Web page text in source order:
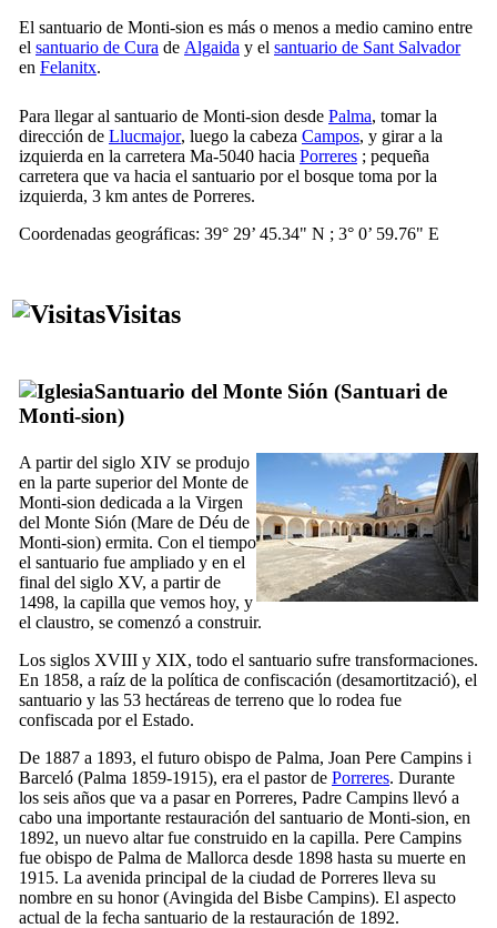
El santuario de Monti-sion es más o menos a medio camino entre
el santuario de Cura de Algaida y el santuario de Sant Salvador
en Felanitx.
Para llegar al santuario de Monti-sion desde Palma, tomar la
dirección de Llucmajor, luego la cabeza Campos, y girar a la
izquierda en la carretera Ma-5040 hacia Porreres ; pequeña
carretera que va hacia el santuario por el bosque toma por la
izquierda, 3 km antes de Porreres.
Coordenadas geográficas: 39° 29’ 45.34" N ; 3° 0’ 59.76" E
Visitas
Santuario del Monte Sión (Santuari de
Monti-sion)
A partir del siglo XIV se produjo
en la parte superior del Monte de
Monti-sion dedicada a la Virgen
del Monte Sión (Mare de Déu de
Monti-sion) ermita. Con el tiempo
el santuario fue ampliado y en el
final del siglo XV, a partir de
1498, la capilla que vemos hoy, y
el claustro, se comenzó a construir.
Los siglos XVIII y XIX, todo el santuario sufre transformaciones.
En 1858, a raíz de la política de confiscación (desamortització), el
santuario y las 53 hectáreas de terreno que lo rodea fue
confiscada por el Estado.
De 1887 a 1893, el futuro obispo de Palma, Joan Pere Campins i
Barceló (Palma 1859-1915), era el pastor de Porreres. Durante
los seis años que va a pasar en Porreres, Padre Campins llevó a
cabo una importante restauración del santuario de Monti-sion, en
1892, un nuevo altar fue construido en la capilla. Pere Campins
fue obispo de Palma de Mallorca desde 1898 hasta su muerte en
1915. La avenida principal de la ciudad de Porreres lleva su
nombre en su honor (Avingida del Bisbe Campins). El aspecto
actual de la fecha santuario de la restauración de 1892.